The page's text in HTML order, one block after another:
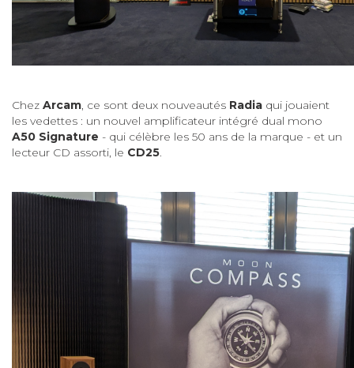
Chez Arcam, ce sont deux nouveautés Radia qui jouaient
les vedettes : un nouvel amplificateur intégré dual mono
A50 Signature - qui célèbre les 50 ans de la marque - et un
lecteur CD assorti, le CD25.